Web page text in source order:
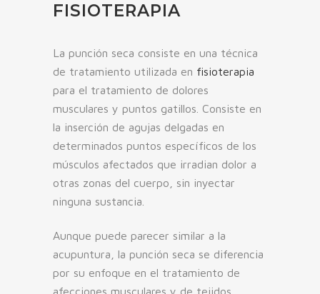
FISIOTERAPIA
La punción seca consiste en una técnica
de tratamiento utilizada en fisioterapia
para el tratamiento de dolores
musculares y puntos gatillos. Consiste en
la inserción de agujas delgadas en
determinados puntos específicos de los
músculos afectados que irradian dolor a
otras zonas del cuerpo, sin inyectar
ninguna sustancia.
Aunque puede parecer similar a la
acupuntura, la punción seca se diferencia
por su enfoque en el tratamiento de
afecciones musculares y de tejidos